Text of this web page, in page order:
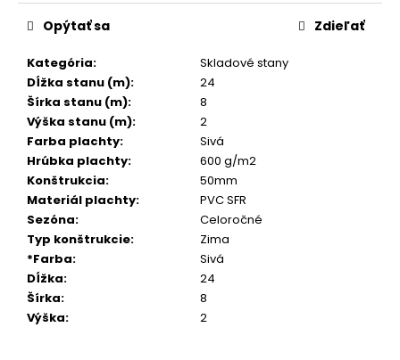
Kategória:
Skladové stany
Dĺžka stanu (m):
24
Šírka stanu (m):
8
Výška stanu (m):
2
Farba plachty:
Sivá
Hrúbka plachty:
600 g/m2
Konštrukcia:
50mm
Materiál plachty:
PVC SFR
Sezóna:
Celoročné
Typ konštrukcie:
Zima
*Farba:
Sivá
Dĺžka:
24
Šírka:
8
Výška: 2
Opýtať sa Zdieľať